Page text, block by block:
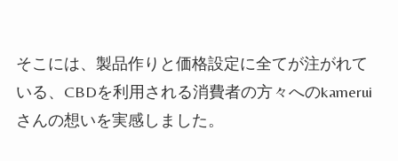
そこには、製品作りと価格設定に全てが注がれて
いる、CBDを利用される消費者の方々へのkamerui
さんの想いを実感しました。